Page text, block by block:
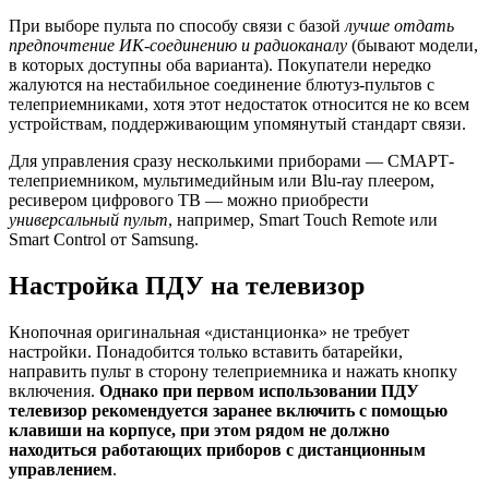
При выборе пульта по способу связи с базой лучше отдать
предпочтение ИК-соединению и радиоканалу (бывают модели,
в которых доступны оба варианта). Покупатели нередко
жалуются на нестабильное соединение блютуз-пультов с
телеприемниками, хотя этот недостаток относится не ко всем
устройствам, поддерживающим упомянутый стандарт связи.
Для управления сразу несколькими приборами — СМАРТ-
телеприемником, мультимедийным или Blu-ray плеером,
ресивером цифрового ТВ — можно приобрести
универсальный пульт, например, Smart Touch Remote или
Smart Control от Samsung.
Настройка ПДУ на телевизор
Кнопочная оригинальная «дистанционка» не требует
настройки. Понадобится только вставить батарейки,
направить пульт в сторону телеприемника и нажать кнопку
включения. Однако при первом использовании ПДУ
телевизор рекомендуется заранее включить с помощью
клавиши на корпусе, при этом рядом не должно
находиться работающих приборов с дистанционным
управлением.